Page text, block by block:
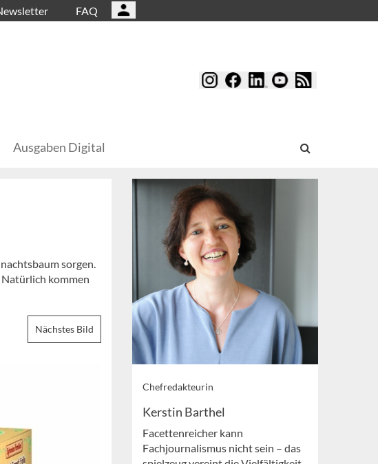
FAQ
Ausgaben Digital
sorgen.
kommen
Nächstes Bild
Chefredakteurin
Kerstin Barthel
Facettenreicher kann
Fachjournalismus nicht sein – das